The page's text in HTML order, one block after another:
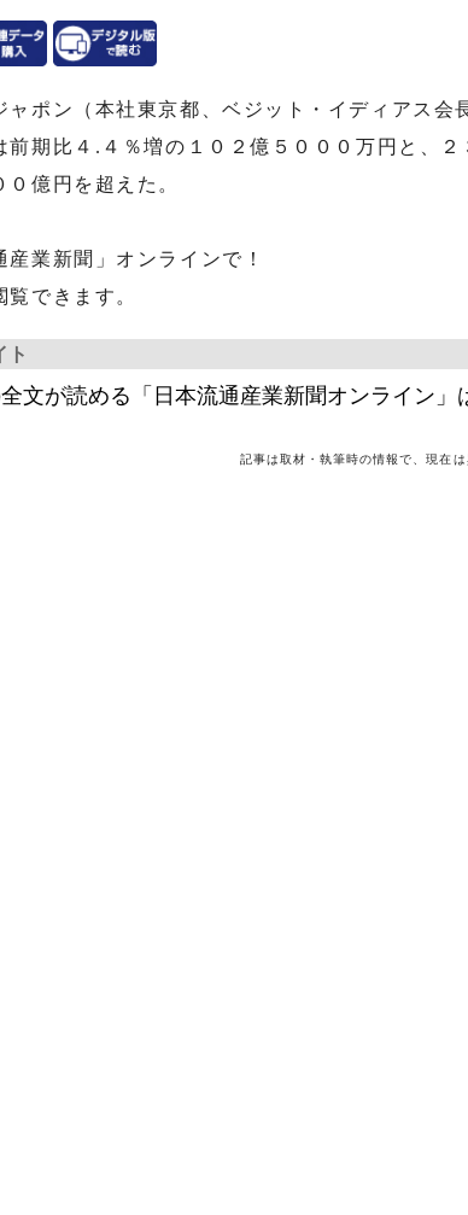
ポン（本社東京都、ベジット・イディアス会
前期比４.４％増の１０２億５０００万円と、２
億円を超えた。
業新聞」オンラインで！
できます。
ト
文が読める「日本流通産業新聞オンライン」
記事は取材・執筆時の情報で、現在は